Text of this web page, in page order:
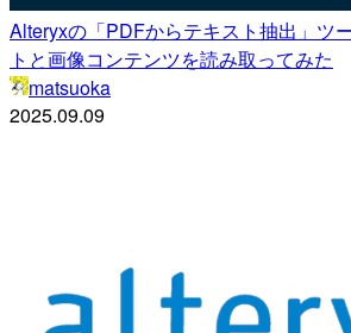
Alteryxの「PDFからテキスト抽出」ツ
トと画像コンテンツを読み取ってみた
matsuoka
2025.09.09